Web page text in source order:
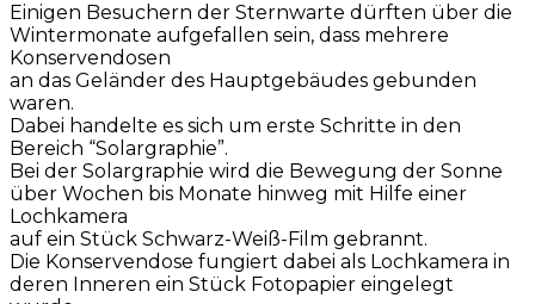
Einigen Besuchern der Sternwarte dürften über die
Wintermonate aufgefallen sein, dass mehrere
Konservendosen
an das Geländer des Hauptgebäudes gebunden
waren.
Dabei handelte es sich um erste Schritte in den
Bereich “Solargraphie”.
Bei der Solargraphie wird die Bewegung der Sonne
über Wochen bis Monate hinweg mit Hilfe einer
Lochkamera
auf ein Stück Schwarz-Weiß-Film gebrannt.
Die Konservendose fungiert dabei als Lochkamera in
deren Inneren ein Stück Fotopapier eingelegt